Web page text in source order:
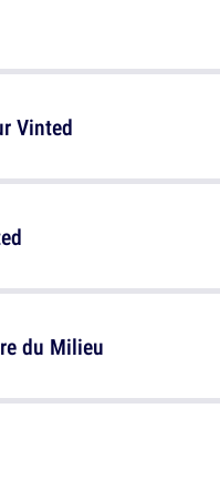
Vinted
du Milieu